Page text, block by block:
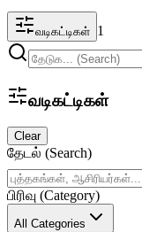
வடிகட்டிகள் 1
வடிகட்டிகள்
Clear
தேடல் (Search)
பிரிவு (Category)
All Categories